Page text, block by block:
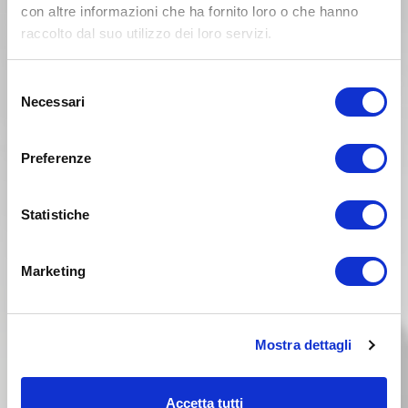
con altre informazioni che ha fornito loro o che hanno
raccolto dal suo utilizzo dei loro servizi.
delNecessari
Preferenze
Statistiche
Marketing
Mostra dettagli
Accetta tutti
TM ENF 250 Anno 2015
Anno 2014